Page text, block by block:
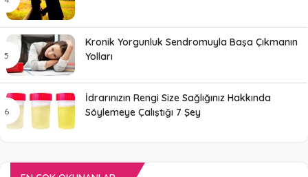
Kronik Yorgunluk Sendromuyla Başa Çıkmanın
Yolları
İdrarınızın Rengi Size Sağlığınız Hakkında
Söylemeye Çalıştığı 7 Şey